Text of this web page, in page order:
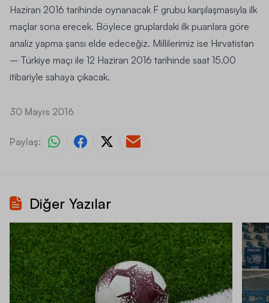
Haziran 2016 tarihinde oynanacak F grubu karşılaşmasıyla ilk
maçlar sona erecek. Böylece gruplardaki ilk puanlara göre
analiz yapma şansı elde edeceğiz. Millilerimiz ise Hırvatistan
– Türkiye maçı ile 12 Haziran 2016 tarihinde saat 15.00
itibariyle sahaya çıkacak.
30 Mayıs 2016
Paylaş:
Diğer Yazılar